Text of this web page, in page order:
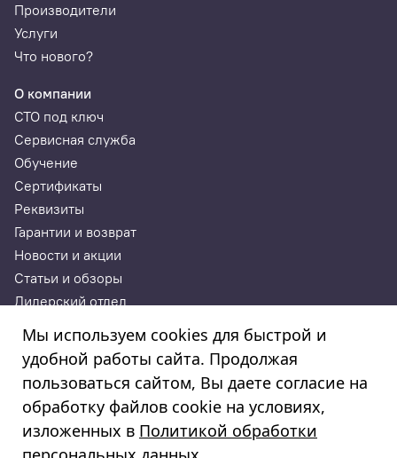
Производители
Услуги
Что нового?
О компании
СТО под ключ
Сервисная служба
Обучение
Сертификаты
Реквизиты
Гарантии и возврат
Новости и акции
Статьи и обзоры
Дилерский отдел
© 2003—2025
«Автосервисторг»
ИП Годунова Лариса Леонидовна
ИНН 532108772827, ОГРНИП 308532130300022, ОКПО
308532130300022
Мы используем cookies для быстрой и
удобной работы сайта. Продолжая
пользоваться сайтом, Вы даете согласие на
обработку файлов cookie на условиях,
изложенных в Политикой обработки